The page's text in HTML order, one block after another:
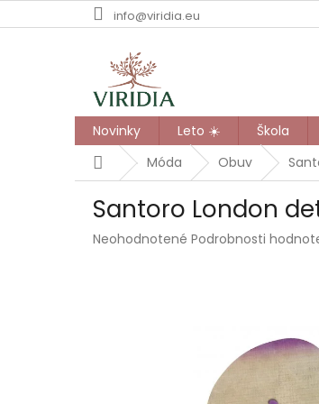
na
info@viridia.eu
Novinky Leto ☀️ Škola
DomovMóda Obuv
Santoro London
Priemerné
Neohodnotené Podrobnosti